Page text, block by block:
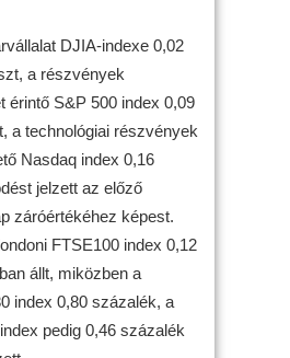
DJIA-indexe 0,02
a részvények
érintő S&P 500 index 0,09
a technológiai részvények
Nasdaq index 0,16
jelzett az előző
záróértékéhez képest.
FTSE100 index 0,12
állt, miközben a
index 0,80 százalék, a
pedig 0,46 százalék